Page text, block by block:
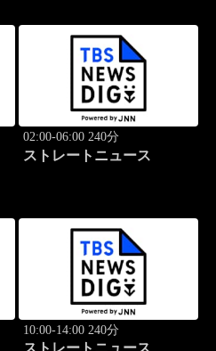
02:00-06:00 240分
ストレートニュース
10:00-14:00 240分